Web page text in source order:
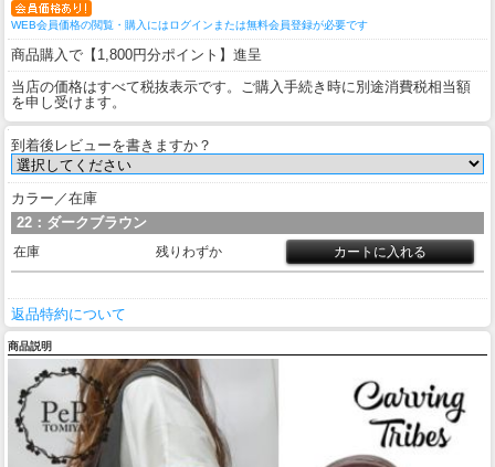
WEB会員価格の閲覧・購入にはログインまたは無料会員登録が必要です
商品購入で【1,800円分ポイント】進呈
当店の価格はすべて税抜表示です。ご購入手続き時に別途消費税相当額
を申し受けます。
到着後レビューを書きますか？
カラー／在庫
22：ダークブラウン
在庫 残りわずか
返品特約について
商品説明